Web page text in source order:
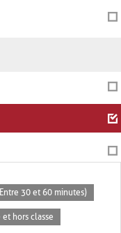
30 et 60 minutes)
et hors classe